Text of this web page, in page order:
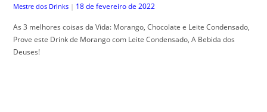
Mestre dos Drinks | 18 de fevereiro de 2022
As 3 melhores coisas da Vida: Morango, Chocolate e Leite Condensado,
Prove este Drink de Morango com Leite Condensado, A Bebida dos
Deuses!